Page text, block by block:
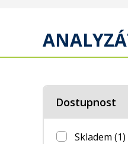
Dostupnost
Skladem (1)